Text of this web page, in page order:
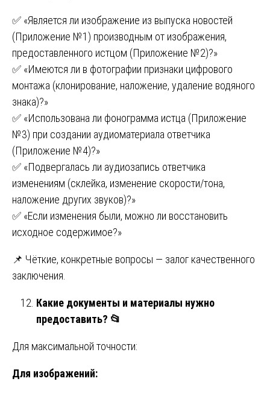
✅ «Является ли изображение из выпуска новостей
(Приложение №1) производным от изображения,
предоставленного истцом (Приложение №2)?»
✅ «Имеются ли в фотографии признаки цифрового
монтажа (клонирование, наложение, удаление водяного
знака)?»
✅ «Использована ли фонограмма истца (Приложение
№3) при создании аудиоматериала ответчика
(Приложение №4)?»
✅ «Подвергалась ли аудиозапись ответчика
изменениям (склейка, изменение скорости/тона,
наложение других звуков)?»
✅ «Если изменения были, можно ли восстановить
исходное содержимое?»
📌 Чёткие, конкретные вопросы — залог качественного
заключения.
Какие документы и материалы нужно
предоставить? 📂
Для максимальной точности:
Для изображений: